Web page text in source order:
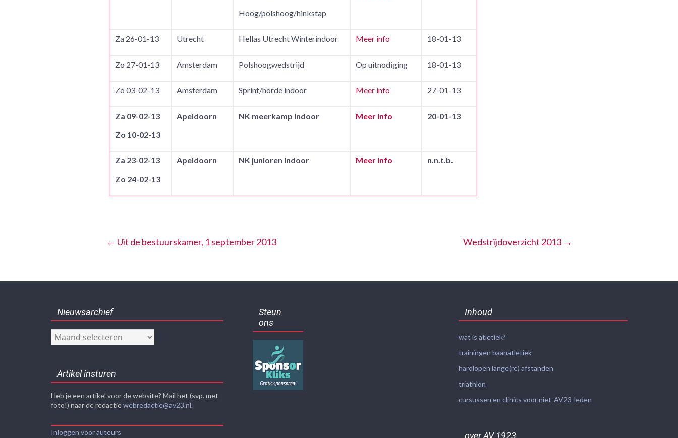
Hoog/polshoog/hinkstap
Za 26-01-13 Utrecht Hellas Utrecht Winterindoor Meer info 18-01-13
Zo 27-01-13 Amsterdam Polshoogwedstrijd Op uitnodiging 18-01-13
Zo 03-02-13 Amsterdam Sprint/horde indoor Meer info 27-01-13
Za 09-02-13
Zo 10-02-13
Apeldoorn NK meerkamp indoor Meer info 20-01-13
Za 23-02-13
Zo 24-02-13
Apeldoorn NK junioren indoor Meer info n.n.t.b.
← Uit de bestuurskamer, 1 september 2013 Wedstrijdoverzicht 2013 →
Nieuwsarchief
Nieuwsarchief
Artikel insturen
Heb je een artikel voor de website? Mail het (svp. met
foto!) naar de redactiewebredactie@av23.nl.
Inloggen voor auteurs
Steun
ons
Inhoud
wat is atletiek?
trainingen baanatletiek
hardlopen lange(re) afstanden
triathlon
cursussen en clinics voor niet-AV23-leden
over AV 1923